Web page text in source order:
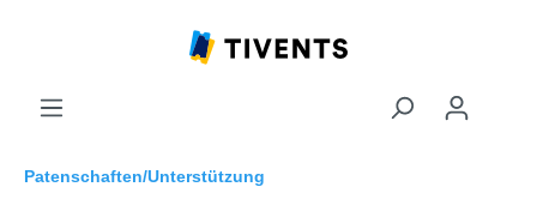
Patenschaften/Unterstützung